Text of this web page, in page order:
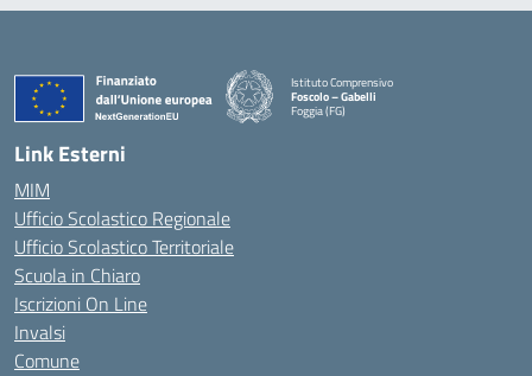
Istituto Comprensivo
Foscolo – Gabelli
Foggia (FG)
— Visita la pagina iniziale della scuola
Link Esterni
MIM
Ufficio Scolastico Regionale
Ufficio Scolastico Territoriale
Scuola in Chiaro
Iscrizioni On Line
Invalsi
Comune